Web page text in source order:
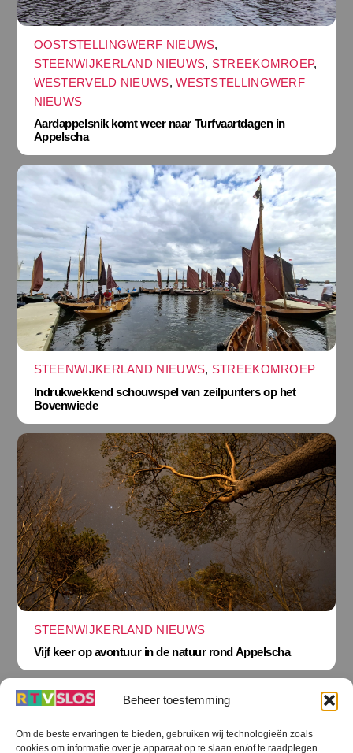
Beheer toestemming
Om de beste ervaringen te bieden, gebruiken wij technologieën zoals
cookies om informatie over je apparaat op te slaan en/of te raadplegen.
OOSTSTELLINGWERF NIEUWS,
STEENWIJKERLAND NIEUWS, STREEKOMROEP,
WESTERVELD NIEUWS,WESTSTELLINGWERF
NIEUWS
Aardappelsnik komt weer naar Turfvaartdagen in
Appelscha
STEENWIJKERLAND NIEUWS, STREEKOMROEP
Indrukwekkend schouwspel van zeilpunters op het
Bovenwiede
STEENWIJKERLAND NIEUWS
Vijf keer op avontuur in de natuur rond Appelscha